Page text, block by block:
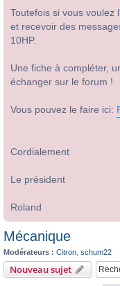
Toutefois si vous voulez
et recevoir des
10HP.
Une fiche à compléter,
échanger sur le forum !
Vous pouvez le faire ici:
Cordialement
Le président
Roland
Mécanique
Modérateurs : Citron schum22
Nouveau sujet